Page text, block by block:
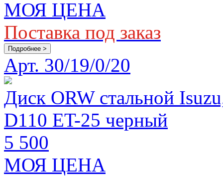
МОЯ ЦЕНА
Поставка под заказ
Подробнее >
Арт. 30/19/0/20
Диск ORW стальной
D110 ET-25 черный
5 500
МОЯ ЦЕНА